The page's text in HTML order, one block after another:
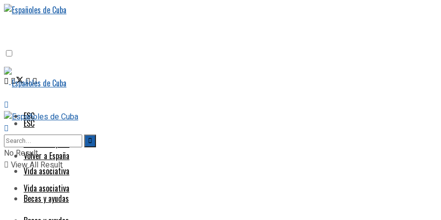
ESC
Volver a España
Vida asociativa
Becas y ayudas
ESC
Volver a España
Vida asociativa
No Result
View All Result